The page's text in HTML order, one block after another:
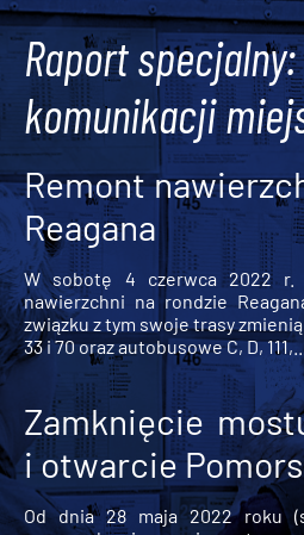
Raport
komunikacji
Remont
Reagana
W sobotę 4 czerwca 2022 r.
nawierzchni na rondzie
związku z tym swoje trasy
33 i 70 oraz autobusowe C, D, 111,...
Zamknięcie
i otwarcie
Od dnia 28 maja 2022 roku